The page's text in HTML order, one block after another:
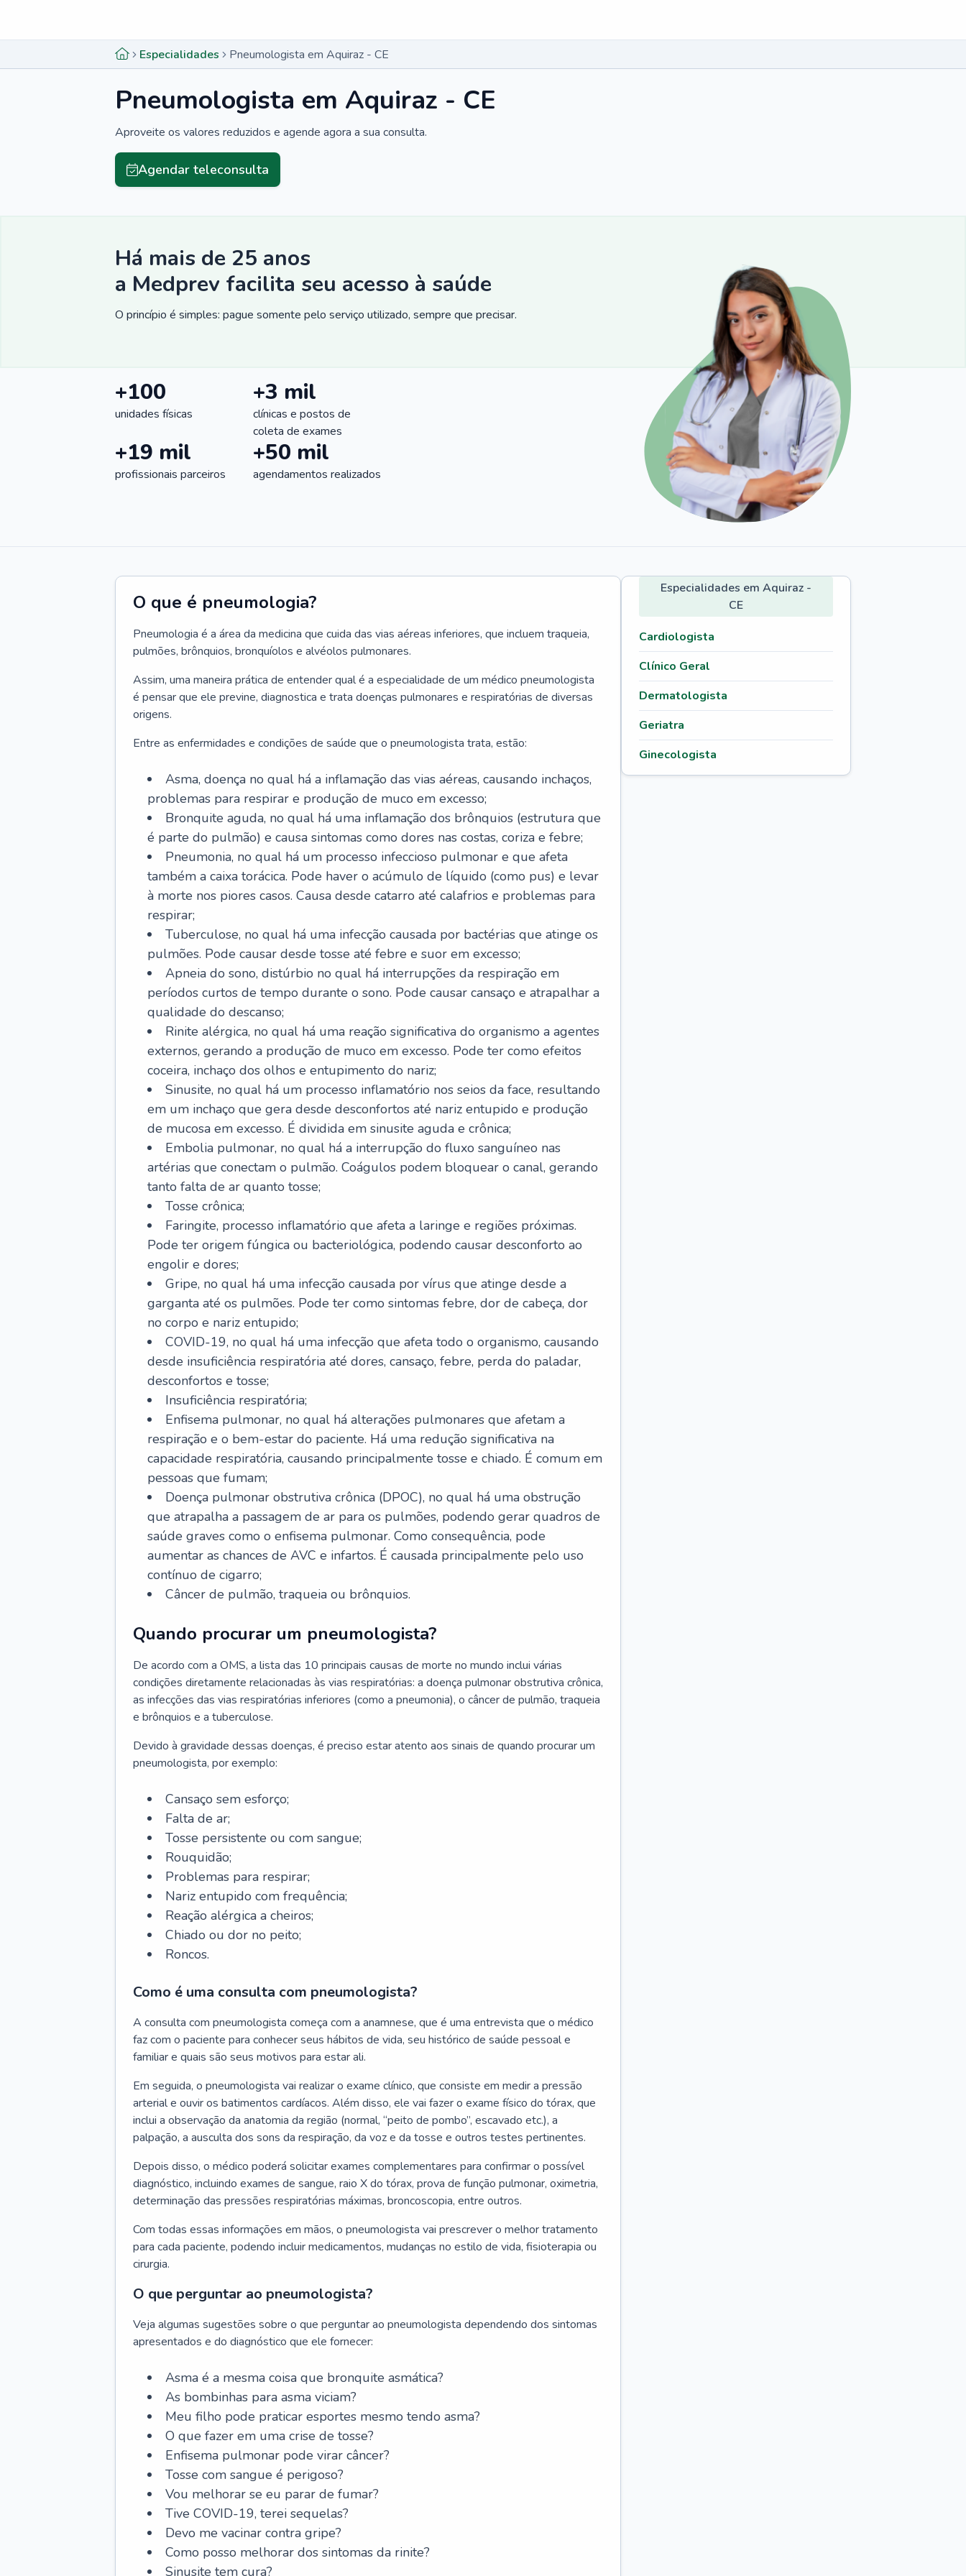
Especialidades Pneumologista em Aquiraz - CE
Pneumologista em Aquiraz - CE
Aproveite os valores reduzidos e agende agora a sua consulta.
Agendar teleconsulta
Há mais de 25 anos
a Medprev facilita seu acesso à saúde
O princípio é simples: pague somente pelo serviço utilizado, sempre que precisar.
+100
unidades físicas
+3 mil
clínicas e postos de
coleta de exames
+19 mil
profissionais parceiros
+50 mil
agendamentos realizados
O que é pneumologia?
Pneumologia é a área da medicina que cuida das vias aéreas inferiores, que incluem traqueia,
pulmões, brônquios, bronquíolos e alvéolos pulmonares.
Assim, uma maneira prática de entender qual é a especialidade de um médico pneumologista
é pensar que ele previne, diagnostica e trata doenças pulmonares e respiratórias de diversas
origens.
Entre as enfermidades e condições de saúde que o pneumologista trata, estão:
Asma, doença no qual há a inflamação das vias aéreas, causando inchaços,
problemas para respirar e produção de muco em excesso;
Bronquite aguda, no qual há uma inflamação dos brônquios (estrutura que
é parte do pulmão) e causa sintomas como dores nas costas, coriza e febre;
Pneumonia, no qual há um processo infeccioso pulmonar e que afeta
também a caixa torácica. Pode haver o acúmulo de líquido (como pus) e levar
à morte nos piores casos. Causa desde catarro até calafrios e problemas para
respirar;
Tuberculose, no qual há uma infecção causada por bactérias que atinge os
pulmões. Pode causar desde tosse até febre e suor em excesso;
Apneia do sono, distúrbio no qual há interrupções da respiração em
períodos curtos de tempo durante o sono. Pode causar cansaço e atrapalhar a
qualidade do descanso;
Rinite alérgica, no qual há uma reação significativa do organismo a agentes
externos, gerando a produção de muco em excesso. Pode ter como efeitos
coceira, inchaço dos olhos e entupimento do nariz;
Sinusite, no qual há um processo inflamatório nos seios da face, resultando
em um inchaço que gera desde desconfortos até nariz entupido e produção
de mucosa em excesso. É dividida em sinusite aguda e crônica;
Embolia pulmonar, no qual há a interrupção do fluxo sanguíneo nas
artérias que conectam o pulmão. Coágulos podem bloquear o canal, gerando
tanto falta de ar quanto tosse;
Tosse crônica;
Faringite, processo inflamatório que afeta a laringe e regiões próximas.
Pode ter origem fúngica ou bacteriológica, podendo causar desconforto ao
engolir e dores;
Gripe, no qual há uma infecção causada por vírus que atinge desde a
garganta até os pulmões. Pode ter como sintomas febre, dor de cabeça, dor
no corpo e nariz entupido;
COVID-19, no qual há uma infecção que afeta todo o organismo, causando
desde insuficiência respiratória até dores, cansaço, febre, perda do paladar,
desconfortos e tosse;
Insuficiência respiratória;
Enfisema pulmonar, no qual há alterações pulmonares que afetam a
respiração e o bem-estar do paciente. Há uma redução significativa na
capacidade respiratória, causando principalmente tosse e chiado. É comum em
pessoas que fumam;
Doença pulmonar obstrutiva crônica (DPOC), no qual há uma obstrução
que atrapalha a passagem de ar para os pulmões, podendo gerar quadros de
saúde graves como o enfisema pulmonar. Como consequência, pode
aumentar as chances de AVC e infartos. É causada principalmente pelo uso
contínuo de cigarro;
Câncer de pulmão, traqueia ou brônquios.
Quando procurar um pneumologista?
De acordo com a OMS, a lista das 10 principais causas de morte no mundo inclui várias
condições diretamente relacionadas às vias respiratórias: a doença pulmonar obstrutiva crônica,
as infecções das vias respiratórias inferiores (como a pneumonia), o câncer de pulmão, traqueia
e brônquios e a tuberculose.
Devido à gravidade dessas doenças, é preciso estar atento aos sinais de quando procurar um
pneumologista, por exemplo:
Cansaço sem esforço;
Falta de ar;
Tosse persistente ou com sangue;
Rouquidão;
Problemas para respirar;
Nariz entupido com frequência;
Reação alérgica a cheiros;
Chiado ou dor no peito;
Roncos.
Como é uma consulta com pneumologista?
A consulta com pneumologista começa com a anamnese, que é uma entrevista que o médico
faz com o paciente para conhecer seus hábitos de vida, seu histórico de saúde pessoal e
familiar e quais são seus motivos para estar ali.
Em seguida, o pneumologista vai realizar o exame clínico, que consiste em medir a pressão
arterial e ouvir os batimentos cardíacos. Além disso, ele vai fazer o exame físico do tórax, que
inclui a observação da anatomia da região (normal, “peito de pombo”, escavado etc.), a
palpação, a ausculta dos sons da respiração, da voz e da tosse e outros testes pertinentes.
Depois disso, o médico poderá solicitar exames complementares para confirmar o possível
diagnóstico, incluindo exames de sangue, raio X do tórax, prova de função pulmonar, oximetria,
determinação das pressões respiratórias máximas, broncoscopia, entre outros.
Com todas essas informações em mãos, o pneumologista vai prescrever o melhor tratamento
para cada paciente, podendo incluir medicamentos, mudanças no estilo de vida, fisioterapia ou
cirurgia.
O que perguntar ao pneumologista?
Veja algumas sugestões sobre o que perguntar ao pneumologista dependendo dos sintomas
apresentados e do diagnóstico que ele fornecer:
Asma é a mesma coisa que bronquite asmática?
As bombinhas para asma viciam?
Meu filho pode praticar esportes mesmo tendo asma?
O que fazer em uma crise de tosse?
Enfisema pulmonar pode virar câncer?
Tosse com sangue é perigoso?
Vou melhorar se eu parar de fumar?
Tive COVID-19, terei sequelas?
Devo me vacinar contra gripe?
Como posso melhorar dos sintomas da rinite?
Sinusite tem cura?
Especialidades em Aquiraz -
CE
Cardiologista
Clínico Geral
Dermatologista
Geriatra
Ginecologista